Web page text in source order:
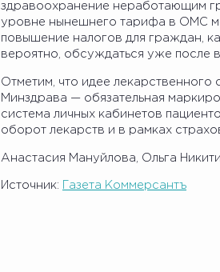
здравоохранение неработающим
уровне нынешнего тарифа в ОМС
повышение налогов для граждан,
вероятно, обсуждаться уже после
Отметим, что идее
Минздрава — обязательная
система личных кабинетов
оборот лекарств и в рамках
Анастасия Мануйлова, Ольга
Источник: Газета Коммерсантъ